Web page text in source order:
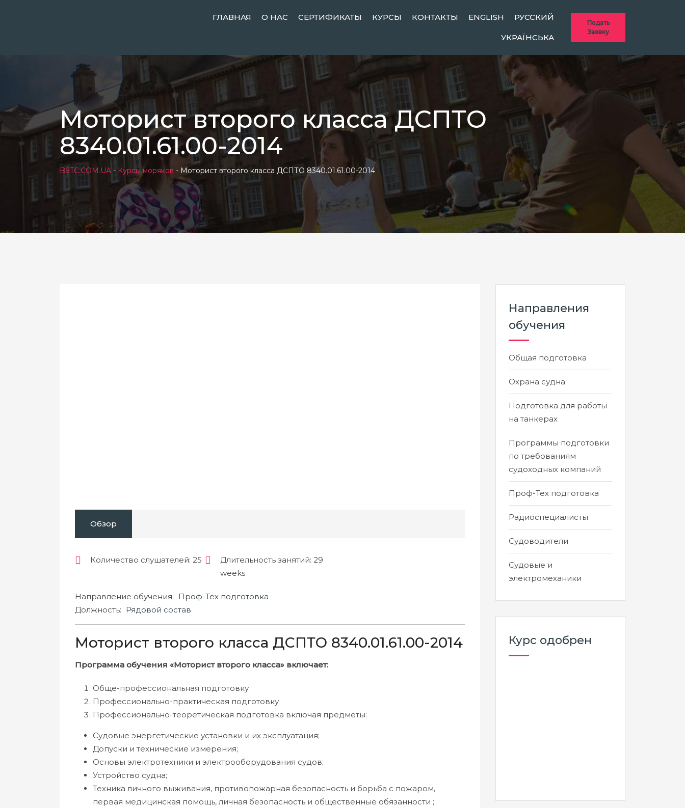
Подать
Заявку
ГЛАВНАЯ О НАС СЕРТИФИКАТЫ КУРСЫ КОНТАКТЫ ENGLISH РУССКИЙ
УКРАЇНСЬКА
Моторист второго класса ДСПТО
8340.01.61.00-2014
BSTC.COM.UA - Курсы моряков - Моторист второго класса ДСПТО 8340.01.61.00-2014
Обзор
Количество слушателей: 25 Длительность занятий: 29
weeks
Направление обучения: Проф-Тех подготовка
Должность: Рядовой состав
Моторист второго класса ДСПТО 8340.01.61.00-2014
Программа обучения «Моторист второго класса» включает:
Обще-профессиональная подготовку
Профессионально-практическая подготовку
Профессионально-теоретическая подготовка включая предметы:
Судовые энергетические установки и их эксплуатация;
Допуски и технические измерения;
Основы электротехники и электрооборудования судов;
Устройство судна;
Техника личного выживания, противопожарная безопасность и борьба с пожаром,
первая медицинская помощь, личная безопасность и общественные обязанности ;
Направления
обучения
Общая подготовка
Охрана судна
Подготовка для работы
на танкерах
Программы подготовки
по требованиям
судоходных компаний
Проф-Тех подготовка
Радиоспециалисты
Судоводители
Судовые и
электромеханики
Курс одобрен